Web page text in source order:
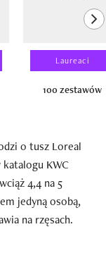
Laureaci
100 zestawów
o tusz Loreal
KWC
4,4 na 5
jedyną osobą,
na rzęsach.